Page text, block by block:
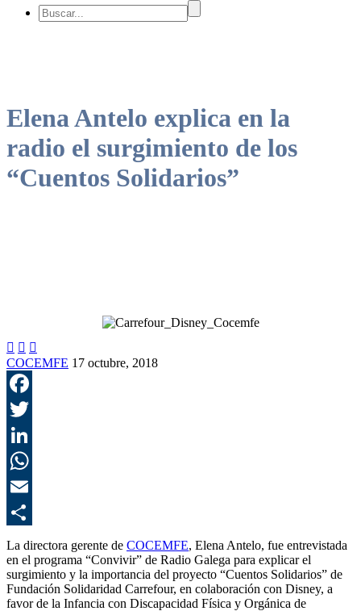
Elena Antelo explica en la
radio el surgimiento de los
“Cuentos Solidarios”
  
COCEMFE 17 octubre, 2018
La directora gerente de COCEMFE, Elena Antelo, fue entrevistada
en el programa “Convivir” de Radio Galega para explicar el
surgimiento y la importancia del proyecto “Cuentos Solidarios” de
Fundación Solidaridad Carrefour, en colaboración con Disney, a
favor de la Infancia con Discapacidad Física y Orgánica de